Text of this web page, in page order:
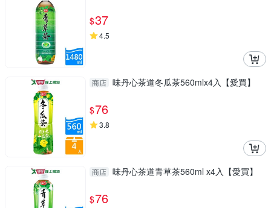
$37
4.5
商店 味丹心茶道冬瓜茶560mlx4入【愛買】
$76
3.8
商店 味丹心茶道青草茶560ml x4入【愛買】
$76